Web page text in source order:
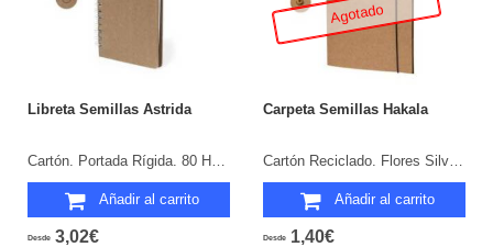
Libreta Semillas Astrida
Añadir al carrito
Desde 3,02€
Agotado
Carpeta Semillas Hakala
Añadir al carrito
Desde 1,40€